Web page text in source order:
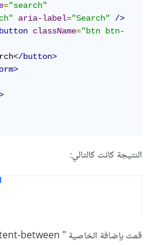
="search"
aria-label="Search"
/>
className="btn btn-
</button>
النتيجة كانت كالتالي: